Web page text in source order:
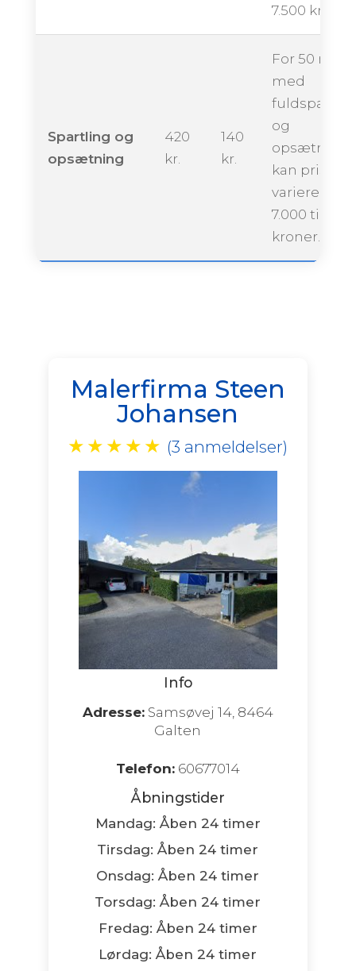
7.500
Spartling og
opsætning
420
kr.
140
kr.
For 50 m²
med
og
opsætning
kan prisen
variere fra
7.000 til
kroner.
Malerfirma Steen
Johansen
★ ★ ★ ★ ★ (3 anmeldelser)
Info
Adresse:Samsøvej 14, 8464
Galten
Telefon:60677014
Åbningstider
Mandag: Åben 24 timer
Tirsdag: Åben 24 timer
Onsdag: Åben 24 timer
Torsdag: Åben 24 timer
Fredag: Åben 24 timer
Lørdag: Åben 24 timer